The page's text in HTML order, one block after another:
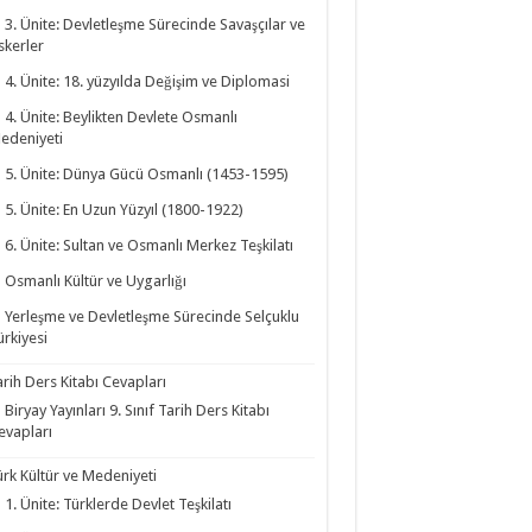
3. Ünite: Devletleşme Sürecinde Savaşçılar ve
4. Ünite: 18. yüzyılda Değişim ve Diplomasi
4. Ünite: Beylikten Devlete Osmanlı
5. Ünite: Dünya Gücü Osmanlı (1453-1595)
5. Ünite: En Uzun Yüzyıl (1800-1922)
6. Ünite: Sultan ve Osmanlı Merkez Teşkilatı
Osmanlı Kültür ve Uygarlığı
Yerleşme ve Devletleşme Sürecinde Selçuklu
Ders Kitabı Cevapları
Biryay Yayınları 9. Sınıf Tarih Ders Kitabı
Kültür ve Medeniyeti
1. Ünite: Türklerde Devlet Teşkilatı